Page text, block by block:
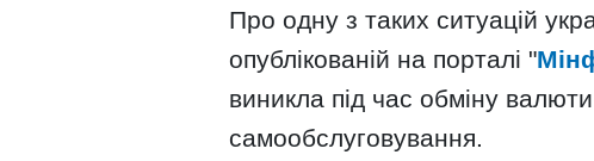
Про одну з таких ситуацій
опублікованій на порталі "
виникла під час обміну
самообслуговування.